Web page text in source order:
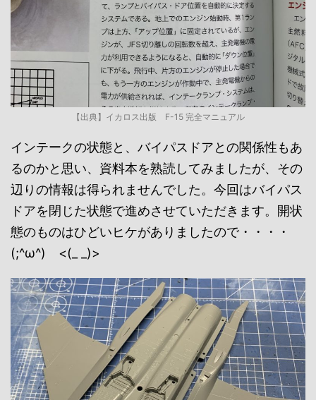
【出典】イカロス出版 F-15 完全マニュアル
インテークの状態と、バイパスドアとの関係性もあ
るのかと思い、資料本を熟読してみましたが、その
辺りの情報は得られませんでした。今回はバイパス
ドアを閉じた状態で進めさせていただきます。開状
態のものはひどいヒケがありましたので・・・・
(;^ω^) <(_ _)>